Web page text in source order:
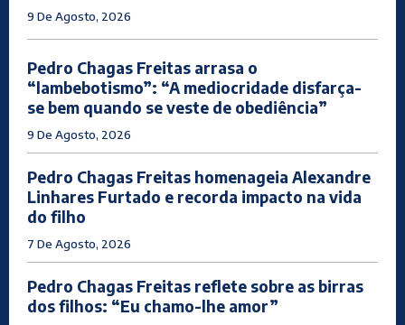
9 De Agosto, 2026
Pedro Chagas Freitas arrasa o
“lambebotismo”: “A mediocridade disfarça-
se bem quando se veste de obediência”
9 De Agosto, 2026
Pedro Chagas Freitas homenageia Alexandre
Linhares Furtado e recorda impacto na vida
do filho
7 De Agosto, 2026
Pedro Chagas Freitas reflete sobre as birras
dos filhos: “Eu chamo-lhe amor”